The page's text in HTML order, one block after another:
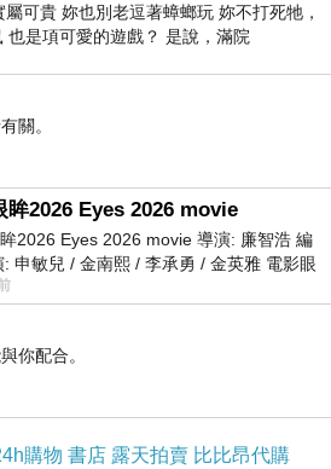
可貴 妳也別老逗著蟑螂玩 妳不打死牠，
是項可愛的遊戲？ 是說，滿院
關。
眸2026 Eyes 2026 movie
2026 Eyes 2026 movie 導演: 廉智浩 編
: 申敏兒 / 金南熙 / 李承勇 / 金英雅 電影眼
述攝影師徐珍因遺
你配合。
購物 書店 露天拍賣 比比昂代購